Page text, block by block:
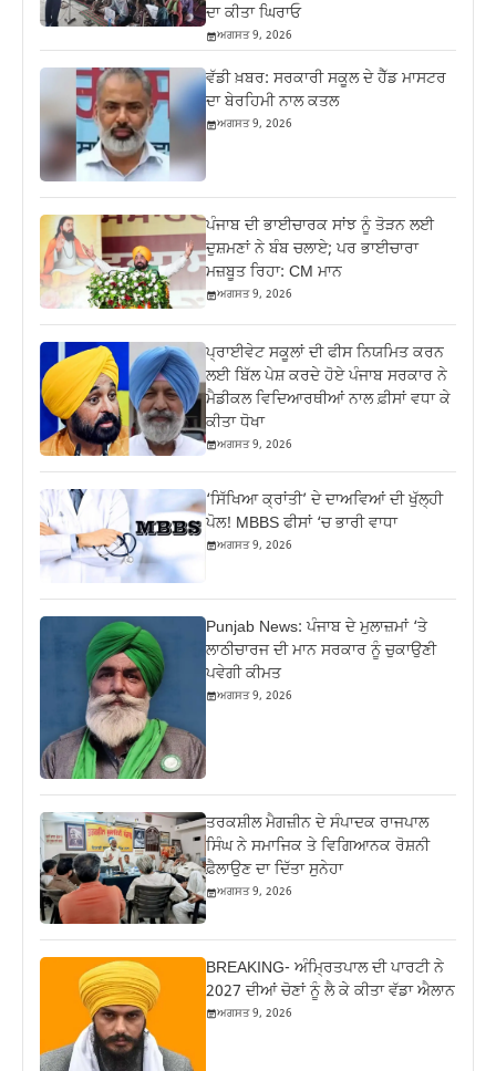
ਦਾ ਕੀਤਾ ਘਿਰਾਓ
ਅਗਸਤ 9, 2026
ਵੱਡੀ ਖ਼ਬਰ: ਸਰਕਾਰੀ ਸਕੂਲ ਦੇ ਹੈੱਡ ਮਾਸਟਰ
ਦਾ ਬੇਰਹਿਮੀ ਨਾਲ ਕਤਲ
ਅਗਸਤ 9, 2026
ਪੰਜਾਬ ਦੀ ਭਾਈਚਾਰਕ ਸਾਂਝ ਨੂੰ ਤੋੜਨ ਲਈ
ਦੁਸ਼ਮਣਾਂ ਨੇ ਬੰਬ ਚਲਾਏ; ਪਰ ਭਾਈਚਾਰਾ
ਮਜ਼ਬੂਤ ਰਿਹਾ: CM ਮਾਨ
ਅਗਸਤ 9, 2026
ਪ੍ਰਾਈਵੇਟ ਸਕੂਲਾਂ ਦੀ ਫੀਸ ਨਿਯਮਿਤ ਕਰਨ
ਲਈ ਬਿੱਲ ਪੇਸ਼ ਕਰਦੇ ਹੋਏ ਪੰਜਾਬ ਸਰਕਾਰ ਨੇ
ਮੈਡੀਕਲ ਵਿਦਿਆਰਥੀਆਂ ਨਾਲ ਫ਼ੀਸਾਂ ਵਧਾ ਕੇ
ਕੀਤਾ ਧੋਖਾ
ਅਗਸਤ 9, 2026
‘ਸਿੱਖਿਆ ਕ੍ਰਾਂਤੀ’ ਦੇ ਦਾਅਵਿਆਂ ਦੀ ਖੁੱਲ੍ਹੀ
ਪੋਲ! MBBS ਫੀਸਾਂ ‘ਚ ਭਾਰੀ ਵਾਧਾ
ਅਗਸਤ 9, 2026
Punjab News: ਪੰਜਾਬ ਦੇ ਮੁਲਾਜ਼ਮਾਂ ‘ਤੇ
ਲਾਠੀਚਾਰਜ ਦੀ ਮਾਨ ਸਰਕਾਰ ਨੂੰ ਚੁਕਾਉਣੀ
ਪਵੇਗੀ ਕੀਮਤ
ਅਗਸਤ 9, 2026
ਤਰਕਸ਼ੀਲ ਮੈਗਜ਼ੀਨ ਦੇ ਸੰਪਾਦਕ ਰਾਜਪਾਲ
ਸਿੰਘ ਨੇ ਸਮਾਜਿਕ ਤੇ ਵਿਗਿਆਨਕ ਰੋਸ਼ਨੀ
ਫ਼ੈਲਾਉਣ ਦਾ ਦਿੱਤਾ ਸੁਨੇਹਾ
ਅਗਸਤ 9, 2026
BREAKING- ਅੰਮ੍ਰਿਤਪਾਲ ਦੀ ਪਾਰਟੀ ਨੇ
2027 ਦੀਆਂ ਚੋਣਾਂ ਨੂੰ ਲੈ ਕੇ ਕੀਤਾ ਵੱਡਾ ਐਲਾਨ
ਅਗਸਤ 9, 2026